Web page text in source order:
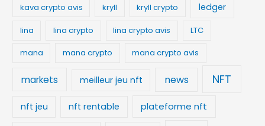
kava crypto avis kryll kryll crypto ledger
lina lina crypto lina crypto avis
LTC
mana
mana crypto mana crypto avis
markets meilleur jeu nft news NFT
nft jeu nft rentable plateforme nft